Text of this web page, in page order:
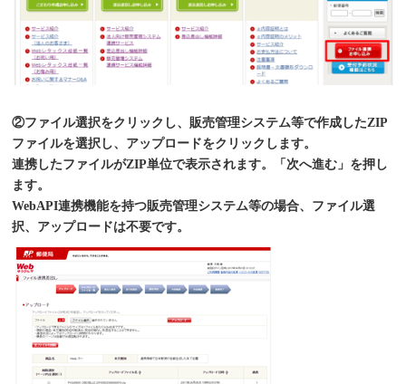
②ファイル選択をクリックし、販売管理システム等で作成したZIP
ファイルを選択し、アップロードをクリックします。
連携したファイルがZIP単位で表示されます。「次へ進む」を押し
ます。
WebAPI連携機能を持つ販売管理システム等の場合、ファイル選
択、アップロードは不要です。